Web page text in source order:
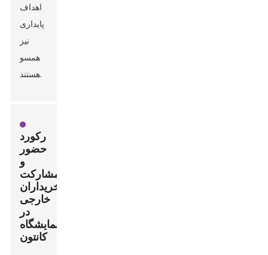
اهداف
پایداری
نیز
همسو
هستند.
رکورد
حضور
و
مشارکت
خریداران
خارجی
در
نمایشگاه
کانتون